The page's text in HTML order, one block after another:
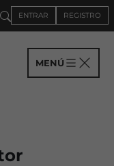
ENTRAR REGISTRO
MENÚ